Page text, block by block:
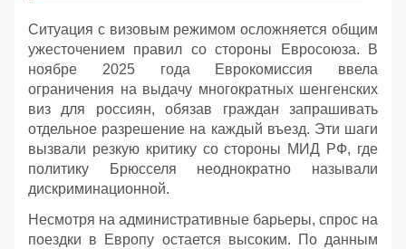
Ситуация с визовым режимом осложняется общим
ужесточением правил со стороны Евросоюза. В
ноябре 2025 года Еврокомиссия ввела
ограничения на выдачу многократных шенгенских
виз для россиян, обязав граждан запрашивать
отдельное разрешение на каждый въезд. Эти шаги
вызвали резкую критику со стороны МИД РФ, где
политику Брюсселя неоднократно называли
дискриминационной.
Несмотря на административные барьеры, спрос на
поездки в Европу остается высоким. По данным